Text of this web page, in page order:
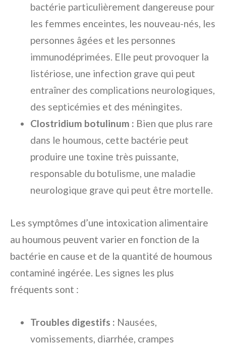
bactérie particulièrement dangereuse pour
les femmes enceintes, les nouveau-nés, les
personnes âgées et les personnes
immunodéprimées. Elle peut provoquer la
listériose, une infection grave qui peut
entraîner des complications neurologiques,
des septicémies et des méningites.
Clostridium botulinum : Bien que plus rare
dans le houmous, cette bactérie peut
produire une toxine très puissante,
responsable du botulisme, une maladie
neurologique grave qui peut être mortelle.
Les symptômes d’une intoxication alimentaire
au houmous peuvent varier en fonction de la
bactérie en cause et de la quantité de houmous
contaminé ingérée. Les signes les plus
fréquents sont :
Troubles digestifs : Nausées,
vomissements, diarrhée, crampes